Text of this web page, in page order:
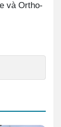
và Ortho-